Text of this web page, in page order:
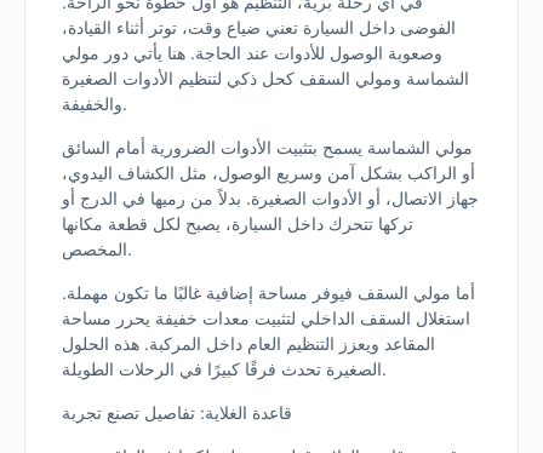
الفوضى داخل السيارة تعني ضياع وقت، توتر أثناء القيادة،
وصعوبة الوصول للأدوات عند الحاجة. هنا يأتي دور مولي
الشماسة ومولي السقف كحل ذكي لتنظيم الأدوات الصغيرة
والخفيفة.
مولي الشماسة يسمح بتثبيت الأدوات الضرورية أمام السائق
أو الراكب بشكل آمن وسريع الوصول، مثل الكشاف اليدوي،
جهاز الاتصال، أو الأدوات الصغيرة. بدلاً من رميها في الدرج أو
تركها تتحرك داخل السيارة، يصبح لكل قطعة مكانها
المخصص.
أما مولي السقف فيوفر مساحة إضافية غالبًا ما تكون مهملة.
استغلال السقف الداخلي لتثبيت معدات خفيفة يحرر مساحة
المقاعد ويعزز التنظيم العام داخل المركبة. هذه الحلول
الصغيرة تحدث فرقًا كبيرًا في الرحلات الطويلة.
قاعدة الغلاية: تفاصيل تصنع تجربة